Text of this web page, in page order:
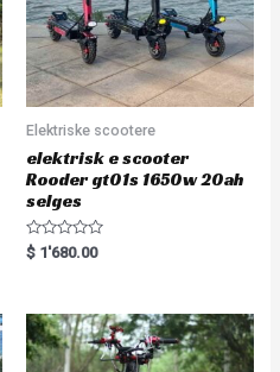
Elektriske scootere
elektrisk e scooter
Rooder gt01s 1650w 20ah
selges
R
a
0
o
u
t
$ 1'680.00